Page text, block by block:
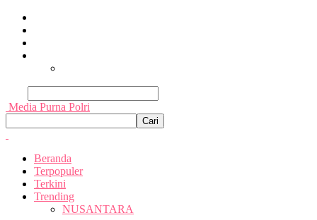
Media Purna Polri
Beranda
Terpopuler
Terkini
Trending
NUSANTARA